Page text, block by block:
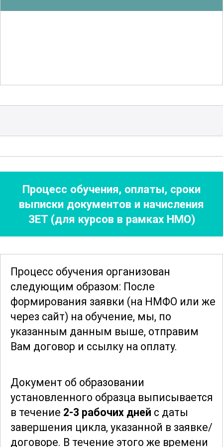
минимизировать риски для здоровья
ведение документации. Участники
Это помогает обеспечить точность и
надежность данных, что критично для
мониторинга и оценки эффективности
вакцинации.
В курсе также рассматриваются
их обучение и консультирование.
Особое внимание уделяется вопросам
психологической поддержки, что
помогает снизить тревогу и повысить
уровень доверия к процедуре
вакцинации. Участники узнают, как
правильно информировать пациентов о
прививок.
Для успешного прохождения курса
требуется овладение базовыми
Процесс обучения, оплаты, сроки
выписки документов и начисления
ЗЕТ (для курсов в рамках НМО)
Процесс обучения организован
следующим образом: После
формирования заявки (на НМФО или же
через сайт) на обучение, мы, по
указанным данным выше, отправим
Вам договор и ссылку на оплату.
Документ об образовании
установленного образца выписывается
в течение 2-3 рабочих дней с даты
завершения цикла, указанной в заявке/
договоре. В течение этого же времени